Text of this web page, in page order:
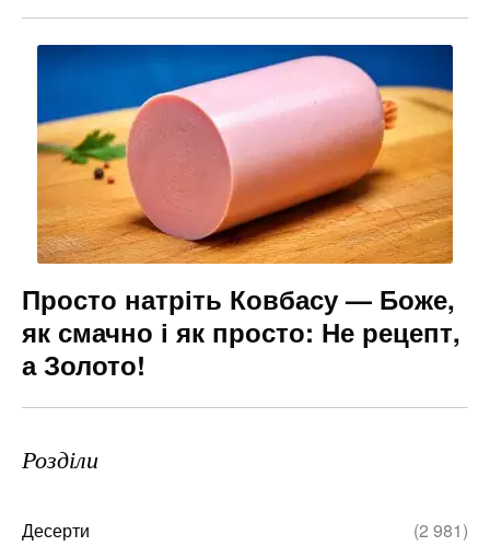
Просто натріть Ковбасу — Боже,
як смачно і як просто: Не рецепт,
а Золото!
Розділи
Десерти (2 981)